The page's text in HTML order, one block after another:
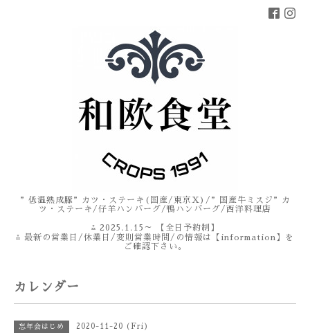
”低温熟成豚”カツ・ステーキ(国産/東京X)/”国産牛ミスジ”カ
ツ・ステーキ/仔羊ハンバーグ/鴨ハンバーグ/西洋料理店
⁂ 2025.1.15～ 【全日予約制】
⁂ 最新の営業日/休業日/変則営業時間/の情報は【information】を
ご確認下さい。
カレンダー
忘年会はじめ 2020-11-20 (Fri)